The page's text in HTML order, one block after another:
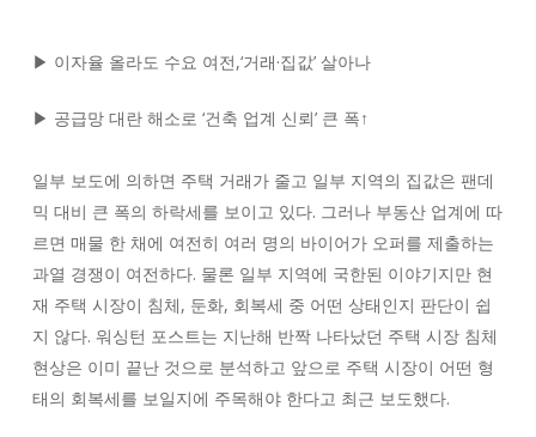
▶ 이자율 올라도 수요 여전,‘거래·집값’ 살아나
▶ 공급망 대란 해소로 ‘건축 업계 신뢰’ 큰 폭↑
일부 보도에 의하면 주택 거래가 줄고 일부 지역의 집값은 팬데
믹 대비 큰 폭의 하락세를 보이고 있다. 그러나 부동산 업계에 따
르면 매물 한 채에 여전히 여러 명의 바이어가 오퍼를 제출하는
과열 경쟁이 여전하다. 물론 일부 지역에 국한된 이야기지만 현
재 주택 시장이 침체, 둔화, 회복세 중 어떤 상태인지 판단이 쉽
지 않다. 워싱턴 포스트는 지난해 반짝 나타났던 주택 시장 침체
현상은 이미 끝난 것으로 분석하고 앞으로 주택 시장이 어떤 형
태의 회복세를 보일지에 주목해야 한다고 최근 보도했다.